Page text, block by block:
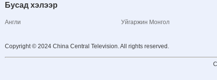
Бусад хэлээр
Англи Уйгаржин Монгол
Copyright © 2024 China Central Television. All rights reserved.